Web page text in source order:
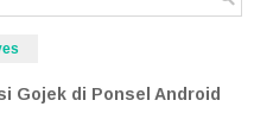
Gojek di Ponsel Android